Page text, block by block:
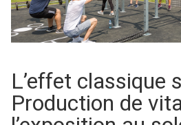
L’effet classique
Production de